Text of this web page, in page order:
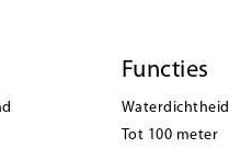
Functies
Waterdichtheid
Tot 100 meter